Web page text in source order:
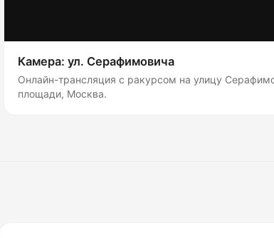
Камера: ул. Серафимовича
Онлайн-трансляция с ракурсом на улицу
площади, Москва.